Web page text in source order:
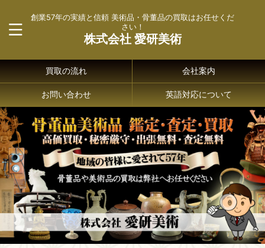
創業57年の実績と信頼 美術品・骨董品の買取はお任せくだ
さい！
株式会社 愛研美術
買取の流れ 会社案内
お問い合わせ 英語対応について